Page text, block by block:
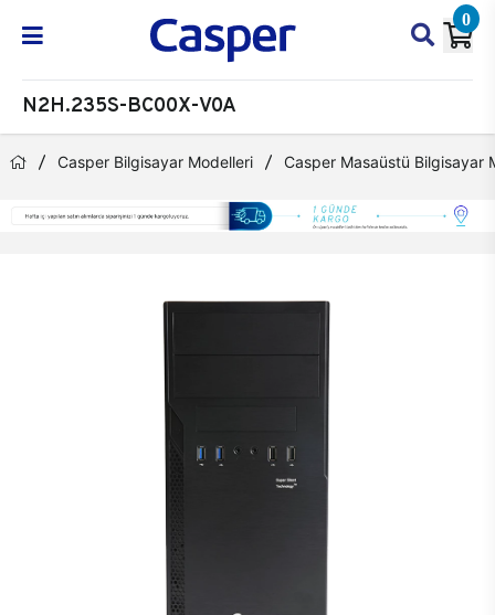
0
N2H.235S-BC00X-V0A
Casper Bilgisayar Modelleri Casper Masaüstü Bilgisayar